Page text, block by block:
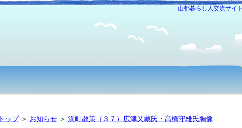
山都暮らし人交流サイト
トップ＞ お知らせ＞ 浜町散策（３７）広津又藏氏・高橋守雄氏胸像